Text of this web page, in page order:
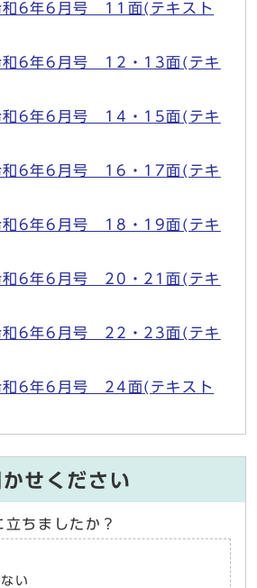
6年6月号 11面(テキスト
6年6月号 12・13面(テキ
6年6月号 14・15面(テキ
6年6月号 16・17面(テキ
6年6月号 18・19面(テキ
6年6月号 20・21面(テキ
6年6月号 22・23面(テキ
6年6月号 24面(テキスト
せください
ちましたか？
い